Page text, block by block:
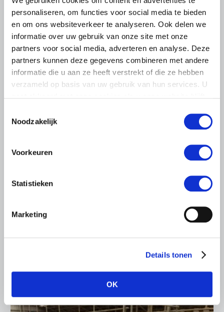
personaliseren, om functies voor social media te bieden
en om ons websiteverkeer te analyseren. Ook delen we
informatie over uw gebruik van onze site met onze
partners voor social media, adverteren en analyse. Deze
partners kunnen deze gegevens combineren met andere
informatie die u aan ze heeft verstrekt of die ze hebben
verzameld op basis van uw gebruik van hun services. U
Noodzakelijk
Voorkeuren
Statistieken
Marketing
Details tonen
OK
6 AUGUSTUS 2026
LTO sluit aan bij demonstratie tegen
dreigende onteigening
pluimveehouders
ZLTO, LLTB, LTO Noord en LTO Nederland roepen hun
leden op om op vrijdagochtend 14 augustus massaal naar
komen…
Lees meer